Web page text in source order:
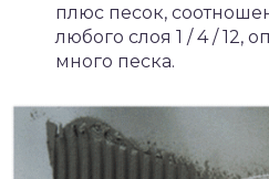
плюс песок,
любого слоя 1 / 4 / 12,
много песка.